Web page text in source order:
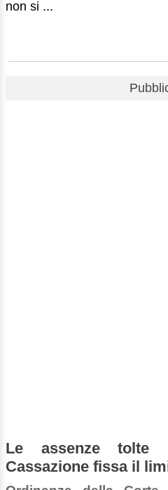
non si ...
Le assenze tolte
Cassazione fissa il